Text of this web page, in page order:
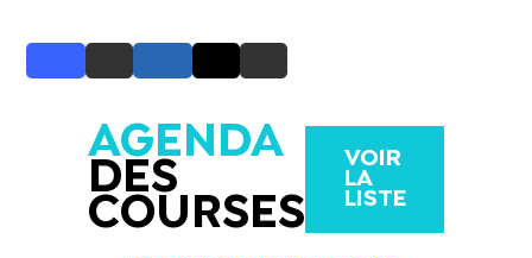
AGENDA
DES
COURSES
VOIR
LA
LISTE